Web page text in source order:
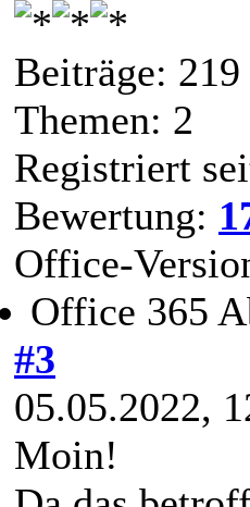
Beiträge: 219
Themen: 2
Registriert
Bewertung:
Office-
Office 365
#3
05.05.2022,
Moin!